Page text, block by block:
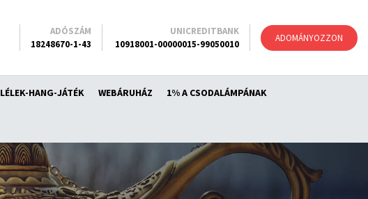
ADOMÁNYOZZON
LÉLEK-HANG-JÁTÉK WEBÁRUHÁZ 1% A CSODALÁMPÁNAK
ADÓSZÁM
18248670-1-43
UNICREDITBANK
10918001-00000015-99050010